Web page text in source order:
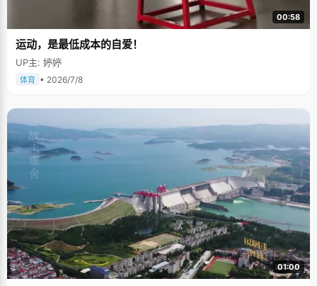
00:58
运动，是最低成本的自爱！
UP主: 婷婷
体育 • 2026/7/8
01:00